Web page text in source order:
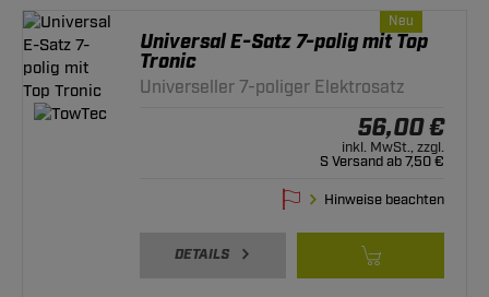
Neu
Universal E-Satz 7-polig mit Top
Tronic
Universeller 7-poliger Elektrosatz
56,00 €
inkl. MwSt., zzgl.
S Versand ab 7,50 €
Hinweise beachten
DETAILS